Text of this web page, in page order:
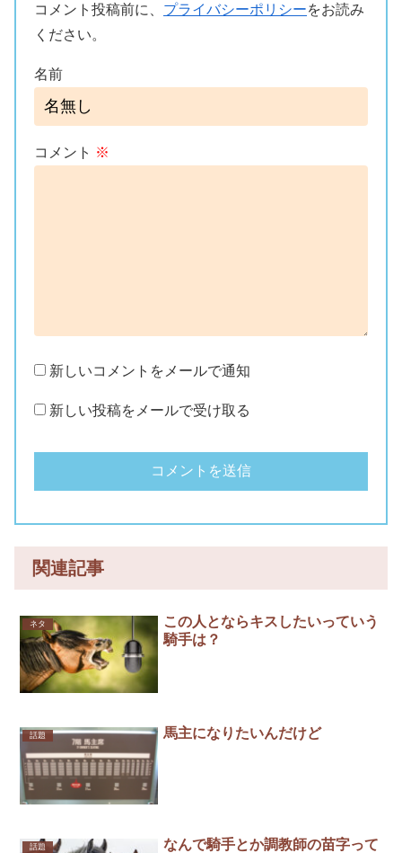
コメント投稿前に、 プライバシーポリシーをお読み
ください。
名前
コメント ※
新しいコメントをメールで通知
新しい投稿をメールで受け取る
関連記事
ネタ
この人とならキスしたいっていう
騎手は？
話題 馬主になりたいんだけど
話題
なんで騎手とか調教師の苗字って